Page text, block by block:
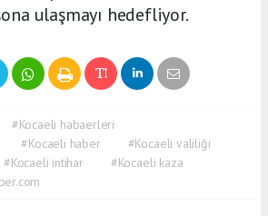
ulaşmayı hedefliyor.
#Kocaeli habaerleri
#Kocaeli haber
#Kocaeli valiliği
#Kocaeli intihar
#Kocaeli kaza